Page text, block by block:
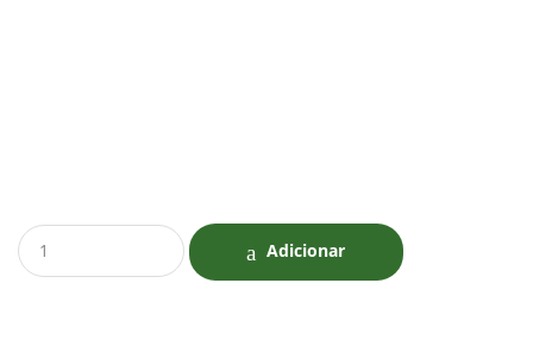
Q
u
Adicionar